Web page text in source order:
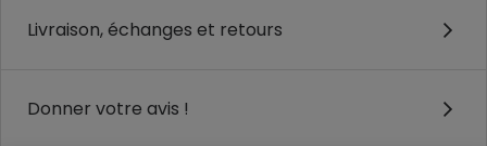
Livraison, échanges et retours
Donner votre avis !